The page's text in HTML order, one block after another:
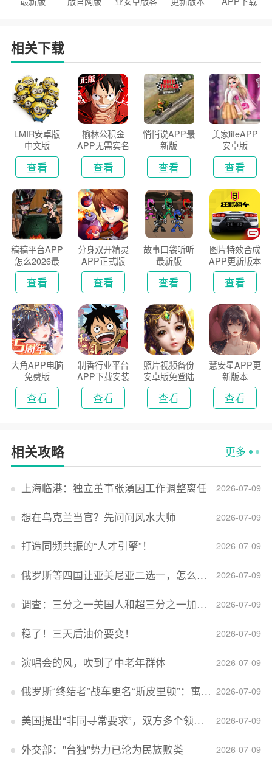
相关下载
LMIR安卓版
中文版
查看
榆林公积金
APP无需实名
认证版
查看
悄悄说APP最
新版
查看
美家lifeAPP
安卓版
查看
稿稿平台APP
怎么2026最
新版
查看
分身双开精灵
APP正式版
查看
故事口袋听听
最新版
查看
图片特效合成
APP更新版本
2026
查看
大角APP电脑
免费版
查看
制香行业平台
APP下载安装
2026
查看
照片视频备份
安卓版免登陆
版
查看
慧安星APP更
新版本
查看
相关攻略 更多
2026-07-09
上海临港：独立董事张湧因工作调整离任
2026-07-09
想在乌克兰当官？先问问风水大师
2026-07-09
打造同频共振的“人才引擎”！
2026-07-09
俄罗斯等四国让亚美尼亚二选一，怎么回事？
2026-07-09
调查：三分之一美国人和超三分之一加拿大人感到经济压力
2026-07-09
稳了！三天后油价要变！
2026-07-09
演唱会的风，吹到了中老年群体
2026-07-09
俄罗斯“终结者”战车更名“斯皮里顿”：寓意强大可靠，彰显俄精神力量
2026-07-09
美国提出“非同寻常要求”，双方多个领域分歧依旧，印美贸易谈判进入“关键阶段”
2026-07-09
外交部：''台独''势力已沦为民族败类